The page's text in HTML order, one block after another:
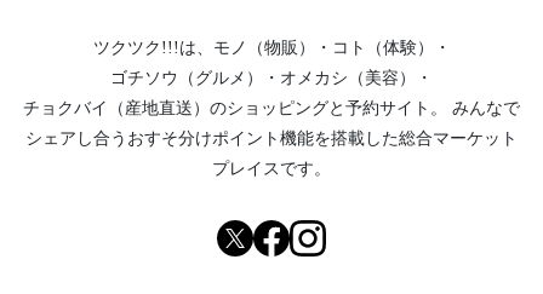
ツクツク!!!は、 モノ（物販） ・ コト（体験）
・
ゴチソウ（グルメ）
・ オメカシ（美容）
・
チョクバイ（産地直送） のショッピングと予約サイト。
みんなで
シェアし合う おすそ分けポイント機能を搭載した総合マーケット
プレイスです。